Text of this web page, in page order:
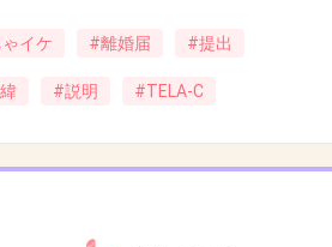
+16
手にしろなんだけどね
イケ #離婚届 #提出
#説明 #TELA-C